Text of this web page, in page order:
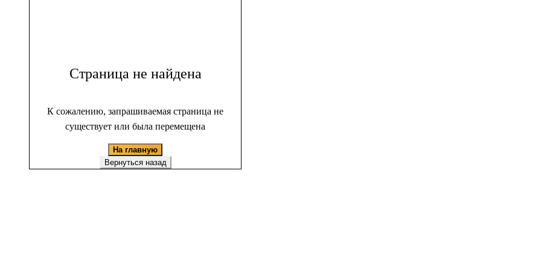
Страница не найдена
К сожалению, запрашиваемая страница не
существует или была перемещена
На главную
Вернуться назад